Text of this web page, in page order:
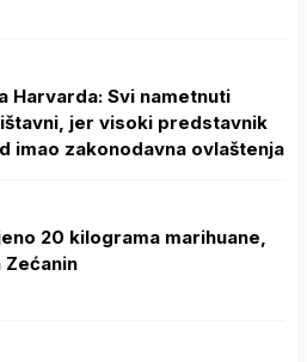
Harvarda: Svi nametnuti
jer visoki predstavnik
imao zakonodavna ovlaštenja
20 kilograma marihuane,
Zećanin